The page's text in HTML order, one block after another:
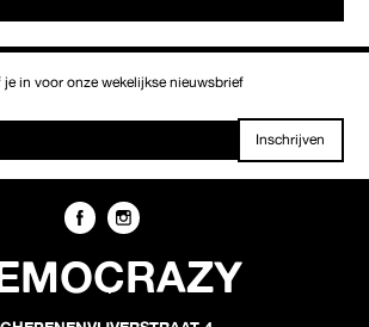
in voor onze wekelijkse nieuwsbrief
Inschrijven